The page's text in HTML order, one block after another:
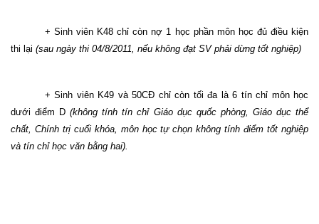
+ Sinh viên K48 chỉ còn nợ 1 học phần môn học đủ điều kiện
thi lại (sau ngày thi 04/8/2011, nếu không đạt SV phải dừng tốt nghiệp)
+ Sinh viên K49 và 50CĐ chỉ còn tối đa là 6 tín chỉ môn học
dưới điểm D(không tính tín chỉ Giáo dục quốc phòng, Giáo dục thể
chất, Chính trị cuối khóa, môn học tự chọn không tính điểm tốt nghiệp
và tín chỉ học văn bằng hai).